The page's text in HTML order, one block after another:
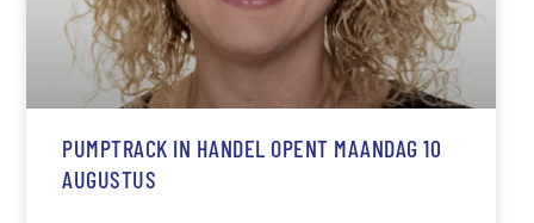
PUMPTRACK IN HANDEL OPENT MAANDAG 10
AUGUSTUS